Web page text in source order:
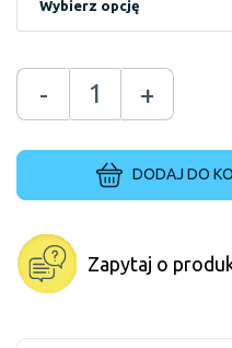
- +
DODAJ DO
Zapytaj o